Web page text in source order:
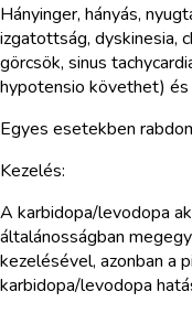
Hányinger, hányás,
izgatottság, dyskinesia,
görcsök, sinus
hypotensio követhet)
Egyes esetekben
Kezelés:
A karbidopa/levodopa
általánosságban
kezelésével, azonban a
karbidopa/levodopa